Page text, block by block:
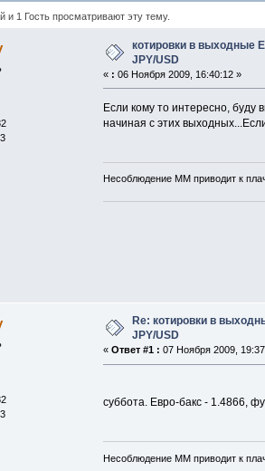
и 1 Гость просматривают эту тему.
котировки в выходные
JPY/USD
« : 06 Ноября 2009, 16:40:12 »
Если кому то интересно, буду
начиная с этих
Несоблюдение ММ приводит к
Re: котировки в
JPY/USD
« Ответ #1 : 07 Ноября 2009,
суббота. Евро-бакс - 1.4866,
Несоблюдение ММ приводит к